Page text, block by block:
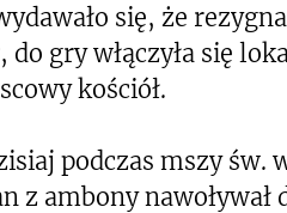
się, że
gry włączyła się
kościół.
podczas mszy św.
z ambony nawoływał